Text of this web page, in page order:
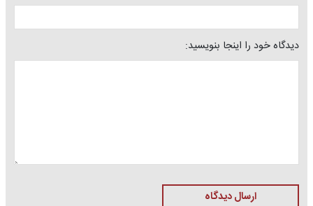
دیدگاه خود را اینجا بنویسید:
ارسال دیدگاه